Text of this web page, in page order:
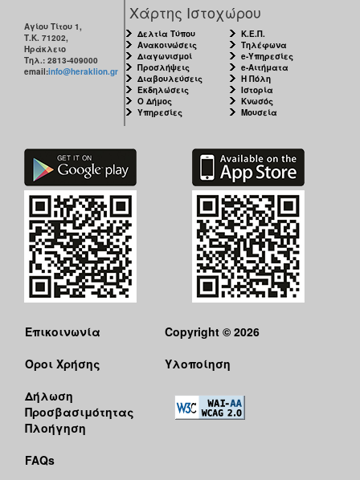
Αγίου Τίτου 1,
Τ.Κ. 71202,
Ηράκλειο
Τηλ.: 2813-409000
email:info@heraklion.gr
Χάρτης Ιστοχώρου
Δελτία Τύπου
Ανακοινώσεις
Διαγωνισμοί
Προσλήψεις
Διαβουλεύσεις
Εκδηλώσεις
Ο Δήμος
Υπηρεσίες
Κ.Ε.Π.
Τηλέφωνα
e-Υπηρεσίες
e-Αιτήματα
Η Πόλη
Ιστορία
Κνωσός
Μουσεία
Επικοινωνία
Όροι Χρήσης
Δήλωση
Προσβασιμότητας
Πλοήγηση
FAQs
Copyright © 2026
Υλοποίηση